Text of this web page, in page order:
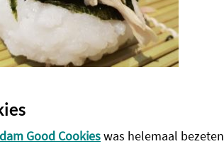
Good Cookieswas helemaal